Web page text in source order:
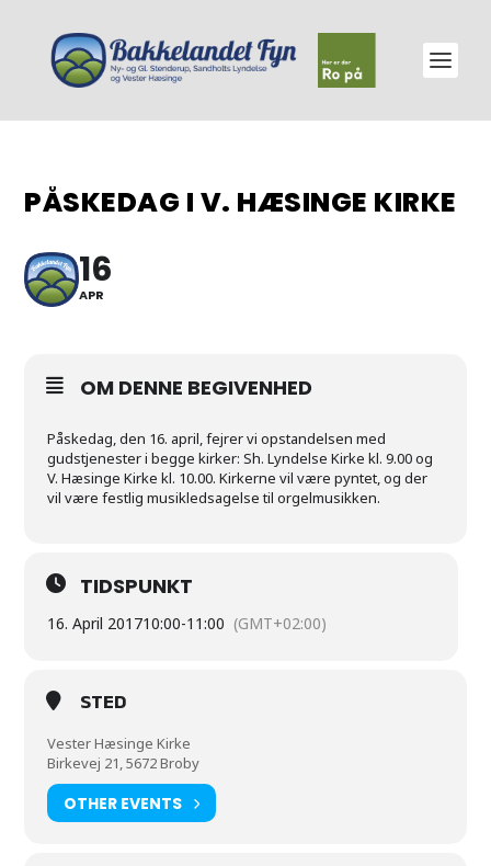
PÅSKEDAG I V. HÆSINGE KIRKE
16
APR
OM DENNE BEGIVENHED
Påskedag, den 16. april, fejrer vi opstandelsen med
gudstjenester i begge kirker: Sh. Lyndelse Kirke kl. 9.00 og
V. Hæsinge Kirke kl. 10.00. Kirkerne vil være pyntet, og der
vil være festlig musikledsagelse til orgelmusikken.
TIDSPUNKT
16. April 201710:00-11:00 (GMT+02:00)
STED
Vester Hæsinge Kirke
Birkevej 21, 5672 Broby
OTHER EVENTS